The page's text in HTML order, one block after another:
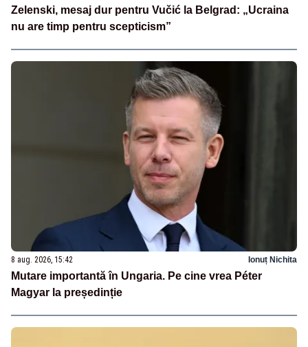
Zelenski, mesaj dur pentru Vučić la Belgrad: „Ucraina
nu are timp pentru scepticism”
8 aug. 2026, 15:42 Ionuț Nichita
Mutare importantă în Ungaria. Pe cine vrea Péter
Magyar la președinție